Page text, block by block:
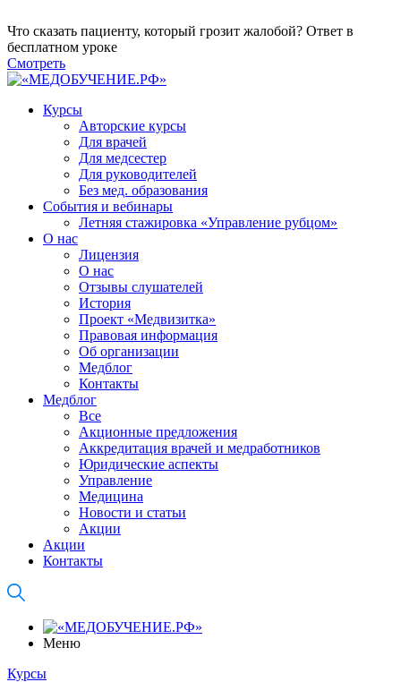
Что сказать пациенту, который грозит жалобой? Ответ в
бесплатном уроке
Смотреть
Курсы
Авторские курсы
Для врачей
Для медсестер
Для руководителей
Без мед. образования
События и вебинары
Летняя стажировка «Управление рубцом»
О нас
Лицензия
О нас
Отзывы слушателей
История
Проект «Медвизитка»
Правовая информация
Об организации
Медблог
Контакты
Медблог
Все
Акционные предложения
Аккредитация врачей и медработников
Юридические аспекты
Управление
Медицина
Новости и статьи
Акции
Акции
Контакты
Меню
Курсы